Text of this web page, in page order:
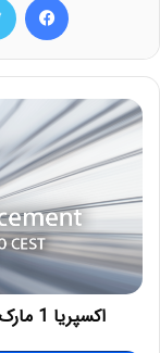
اکسپریا 1 مارک 3 در تاریخ 25 فروردین معرفی می‌شود